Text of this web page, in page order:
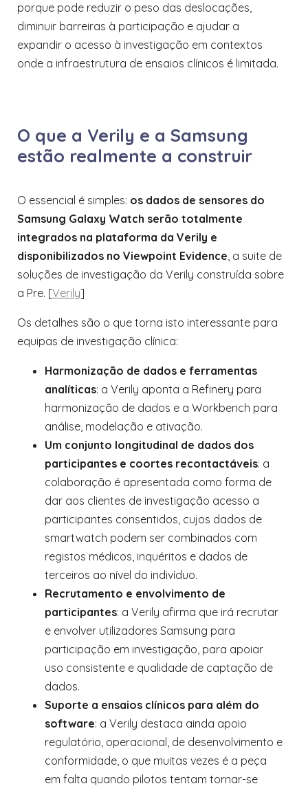
porque pode reduzir o peso das deslocações,
diminuir barreiras à participação e ajudar a
expandir o acesso à investigação em contextos
onde a infraestrutura de ensaios clínicos é limitada.
O que a Verily e a Samsung
estão realmente a construir
O essencial é simples: os dados de sensores do
Samsung Galaxy Watch serão totalmente
integrados na plataforma da Verily e
disponibilizados no Viewpoint Evidence, a suite de
soluções de investigação da Verily construída sobre
a Pre. [Verily]
Os detalhes são o que torna isto interessante para
equipas de investigação clínica:
Harmonização de dados e ferramentas
analíticas: a Verily aponta a Refinery para
harmonização de dados e a Workbench para
análise, modelação e ativação.
Um conjunto longitudinal de dados dos
participantes e coortes recontactáveis: a
colaboração é apresentada como forma de
dar aos clientes de investigação acesso a
participantes consentidos, cujos dados de
smartwatch podem ser combinados com
registos médicos, inquéritos e dados de
terceiros ao nível do indivíduo.
Recrutamento e envolvimento de
participantes: a Verily afirma que irá recrutar
e envolver utilizadores Samsung para
participação em investigação, para apoiar
uso consistente e qualidade de captação de
dados.
Suporte a ensaios clínicos para além do
software: a Verily destaca ainda apoio
regulatório, operacional, de desenvolvimento e
conformidade, o que muitas vezes é a peça
em falta quando pilotos tentam tornar-se